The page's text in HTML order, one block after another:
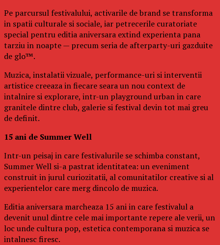
Pe parcursul festivalului, activarile de brand se transforma
in spatii culturale si sociale, iar petrecerile curatoriate
special pentru editia aniversara extind experienta pana
tarziu in noapte — precum seria de afterparty-uri gazduite
de glo™.
Muzica, instalatii vizuale, performance-uri si interventii
artistice creeaza in fiecare seara un nou context de
intalnire si explorare, intr-un playground urban in care
granitele dintre club, galerie si festival devin tot mai greu
de definit.
15 ani de Summer Well
Intr-un peisaj in care festivalurile se schimba constant,
Summer Well si-a pastrat identitatea: un eveniment
construit in jurul curiozitatii, al comunitatilor creative si al
experientelor care merg dincolo de muzica.
Editia aniversara marcheaza 15 ani in care festivalul a
devenit unul dintre cele mai importante repere ale verii, un
loc unde cultura pop, estetica contemporana si muzica se
intalnesc firesc.